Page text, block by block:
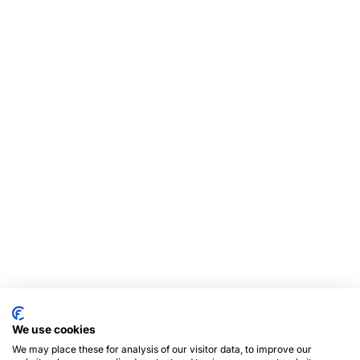
We use cookies
We may place these for analysis of our visitor data, to improve our